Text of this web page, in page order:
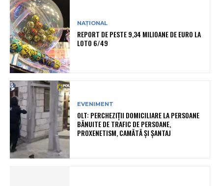
NAȚIONAL
REPORT DE PESTE 9,34 MILIOANE DE EURO LA
LOTO 6/49
EVENIMENT
OLT: PERCHEZIŢII DOMICILIARE LA PERSOANE
BĂNUITE DE TRAFIC DE PERSOANE,
PROXENETISM, CAMĂTĂ ŞI ŞANTAJ